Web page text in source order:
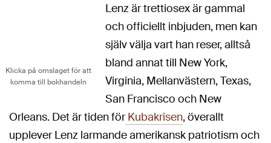
Klicka på omslaget för att
komma till bokhandeln
Lenz är trettiosex är gammal
och officiellt inbjuden, men kan
själv välja vart han reser, alltså
bland annat till New York,
Virginia, Mellanvästern, Texas,
San Francisco och New
Orleans. Det är tiden förKubakrisen, överallt
upplever Lenz larmande amerikansk patriotism och